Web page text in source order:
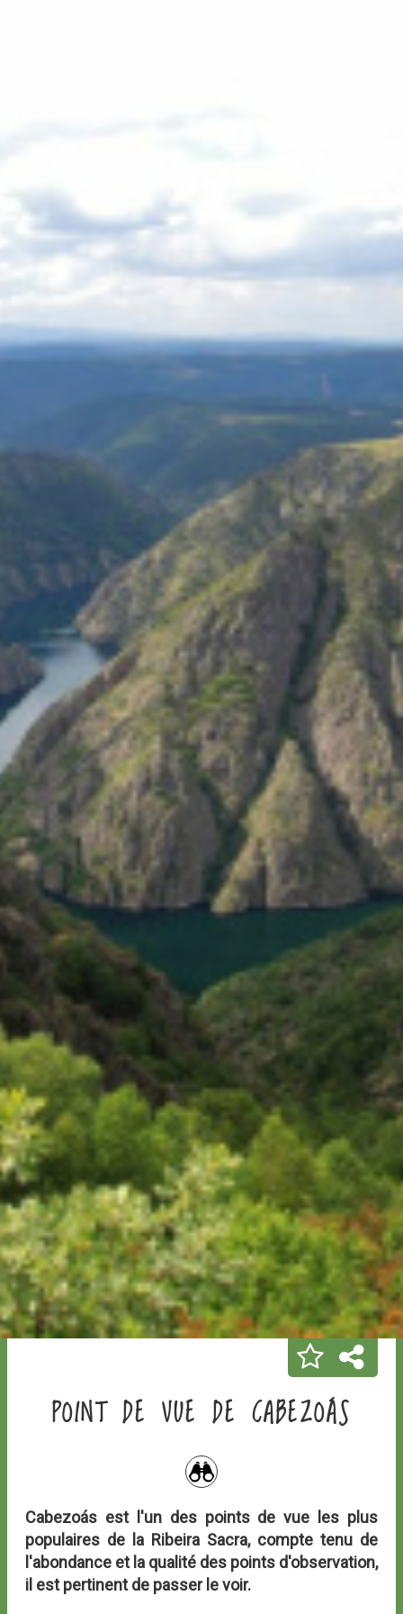
POINT DE VUE DE CABEZOÁS
Cabezoás est l'un des points de vue les plus
populaires de la Ribeira Sacra, compte tenu de
l'abondance et la qualité des points d'observation,
il est pertinent de passer le voir.